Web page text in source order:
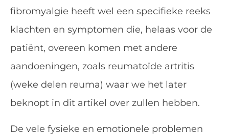
fibromyalgie heeft wel een specifieke reeks
klachten en symptomen die, helaas voor de
patiënt, overeen komen met andere
aandoeningen, zoals reumatoïde artritis
(weke delen reuma) waar we het later
beknopt in dit artikel over zullen hebben.
De vele fysieke en emotionele problemen